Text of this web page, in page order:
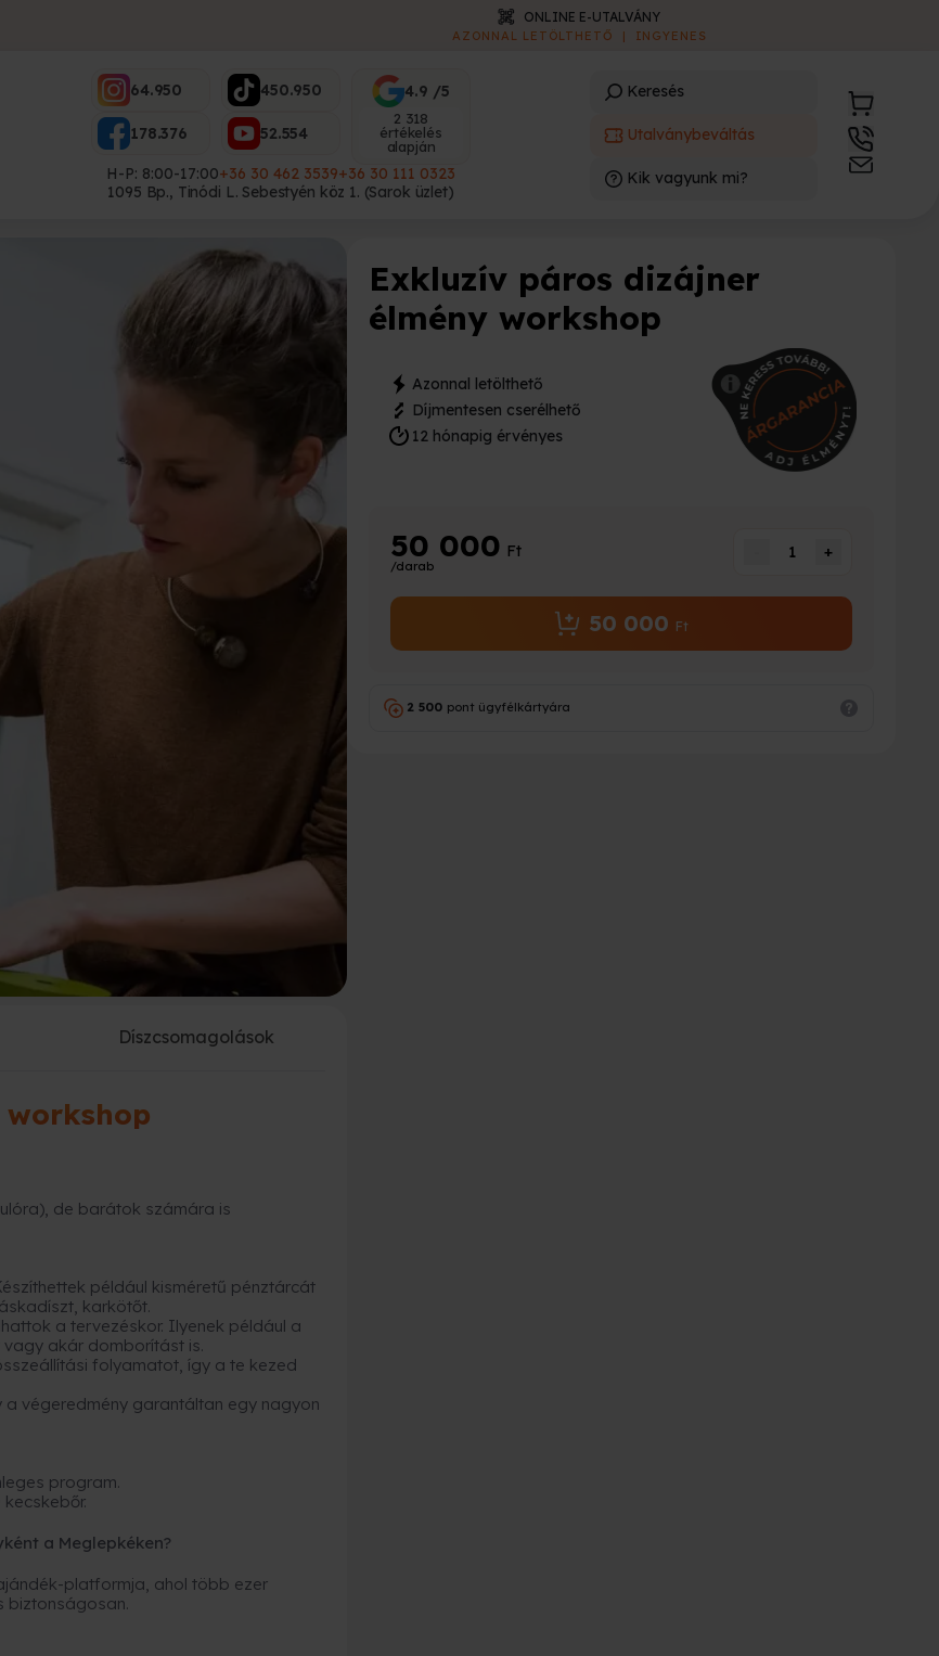
ONLINE E-UTALVÁNY
AZONNAL LETÖLTHETŐ | INGYENES
64.950
178.376
450.950
52.554
4.9 /5
2 318
értékelés
alapján
H-P: 8:00-17:00+36 30 462 3539+36 30 111 0323
1095 Bp., Tinódi L. Sebestyén köz 1. (Sarok üzlet)
Keresés
Utalványbeváltás
Kik vagyunk mi?
Díszcsomagolások
de barátok számára is
például kisméretű pénztárcát
karkötőt.
a tervezéskor. Ilyenek például a
akár domborítást is.
folyamatot, így a te kezed
a végeredmény garantáltan egy nagyon
program.
a Meglepkéken?
platformja, ahol több ezer
biztonságosan.
Exkluzív páros dizájner
élmény workshop
Azonnal letölthető
Díjmentesen cserélhető
12 hónapig érvényes
50 000Ft
/darab
1 +
50 000 Ft
2 500 pont ügyfélkártyára